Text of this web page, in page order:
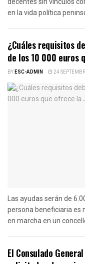
en la vida política
¿Cuáles requisitos
de los 10 000 euros
BYESC-ADMIN 24
Las ayudas serán de
persona beneficiaria es
en marcha en un
El Consulado